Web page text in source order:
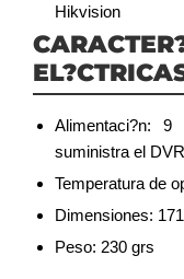
Hikvision
Alimentaci?n:
suministra el
Temperatura de
Dimensiones:
Peso: 230 grs